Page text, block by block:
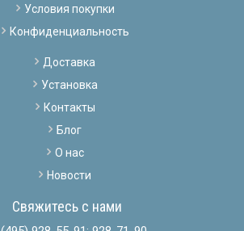
Условия покупки
Конфиденциальность
Доставка
Установка
Контакты
Блог
О нас
Новости
Свяжитесь с нами